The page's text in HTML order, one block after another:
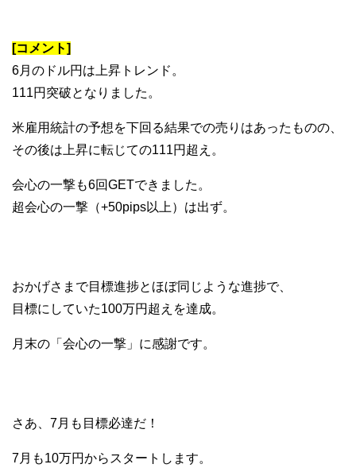
[コメント]
6月のドル円は上昇トレンド。
111円突破となりました。
米雇用統計の予想を下回る結果での売りはあったものの、
その後は上昇に転じての111円超え。
会心の一撃も6回GETできました。
超会心の一撃（+50pips以上）は出ず。
おかげさまで目標進捗とほぼ同じような進捗で、
目標にしていた100万円超えを達成。
月末の「会心の一撃」に感謝です。
さあ、7月も目標必達だ！
7月も10万円からスタートします。